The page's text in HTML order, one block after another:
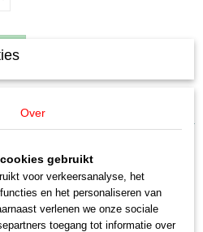
Isolatie voor
Over
gebruikt
voor verkeersanalyse, het
en het personaliseren van
verlenen we onze sociale
toegang tot informatie over